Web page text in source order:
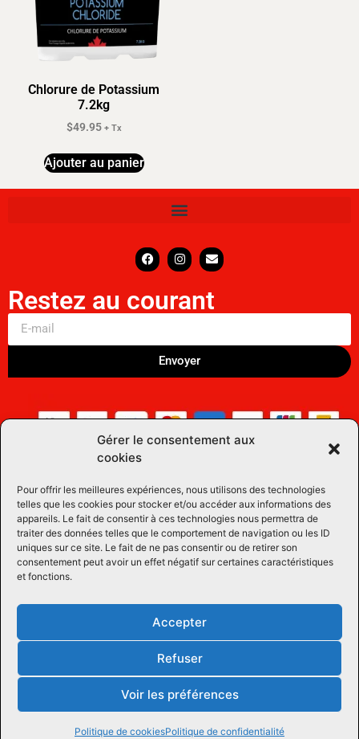
Gérer le consentement aux
cookies
Pour offrir les meilleures expériences, nous utilisons des technologies
telles que les cookies pour stocker et/ou accéder aux informations des
appareils. Le fait de consentir à ces technologies nous permettra de
traiter des données telles que le comportement de navigation ou les ID
uniques sur ce site. Le fait de ne pas consentir ou de retirer son
consentement peut avoir un effet négatif sur certaines caractéristiques
et fonctions.
Accepter
Refuser
Voir les préférences
Politique de cookiesPolitique de confidentialité
Chlorure de Potassium
7.2kg
$49.95 + Tx
Ajouter au panier
Restez au courant
Envoyer
| Propulsé parConcept Signature Les Pros du Web